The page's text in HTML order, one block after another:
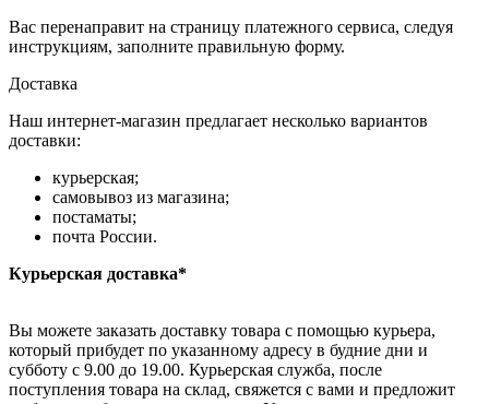
Вас перенаправит на страницу платежного сервиса, следуя
инструкциям, заполните правильную форму.
Доставка
Наш интернет-магазин предлагает несколько вариантов
доставки:
курьерская;
самовывоз из магазина;
постаматы;
почта России.
Курьерская доставка*
Вы можете заказать доставку товара с помощью курьера,
который прибудет по указанному адресу в будние дни и
субботу с 9.00 до 19.00. Курьерская служба, после
поступления товара на склад, свяжется с вами и предложит